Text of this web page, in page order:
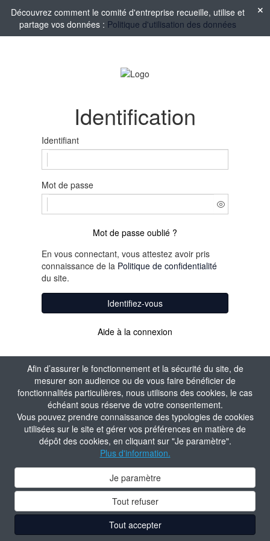
Afin d’assurer le fonctionnement et la sécurité du site, de
mesurer son audience ou de vous faire bénéficier de
fonctionnalités particulières, nous utilisons des cookies, le cas
échéant sous réserve de votre consentement.
Vous pouvez prendre connaissance des typologies de cookies
utilisées sur le site et gérer vos préférences en matière de
dépôt des cookies, en cliquant sur "Je paramètre".
Plus d'information.
Je paramètre
Tout refuser
Tout accepter
Découvrez comment le comité d'entreprise recueille, utilise et
partage vos données : Politique d'utilisation des données
Identification
Identifiant
Mot de passe
Mot de passe oublié ?
En vous connectant, vous attestez avoir pris
connaissance de la Politique de confidentialité
du site.
Identifiez-vous
Aide à la connexion